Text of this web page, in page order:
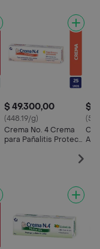
$ 49.300,00
(448.19/g)
Crema No. 4 Crema
para Pañalitis Protect
$